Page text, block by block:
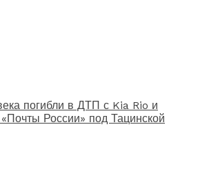
погибли в ДТП с Kia Rio и
России» под Тацинской